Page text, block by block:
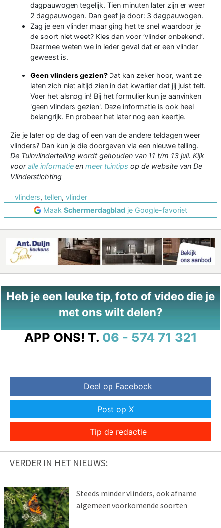
dagpauwogen tegelijk. Tien minuten later zijn er weer
2 dagpauwogen. Dan geef je door: 3 dagpauwogen.
Zag je een vlinder maar ging het te snel waardoor je
de soort niet weet? Kies dan voor ‘vlinder onbekend’.
Daarmee weten we in ieder geval dat er een vlinder
geweest is.
Geen vlinders gezien? Dat kan zeker hoor, want ze
laten zich niet altijd zien in dat kwartier dat jij juist telt.
Voer het alsnog in! Bij het formulier kun je aanvinken
'geen vlinders gezien'. Deze informatie is ook heel
belangrijk. En probeer het later nog een keertje.
Zie je later op de dag of een van de andere teldagen weer
vlinders? Dan kun je die doorgeven via een nieuwe telling.
De Tuinvlindertelling wordt gehouden van 11 t/m 13 juli. Kijk
vooralle informatie en meer tuintips op de website van De
Vlinderstichting
vlinders, tellen, vlinder
Maak Schermerdagblad je Google-favoriet
Heb je een leuke tip, foto of video die je
met ons wilt delen?
APP ONS! T. 06 - 574 71 321
Deel op Facebook
Post op X
Tip de redactie
VERDER IN HET NIEUWS:
Steeds minder vlinders, ook afname
algemeen voorkomende soorten